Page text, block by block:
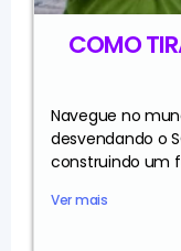
COMO
Navegue no
desvendando o
construindo um
Ver mais